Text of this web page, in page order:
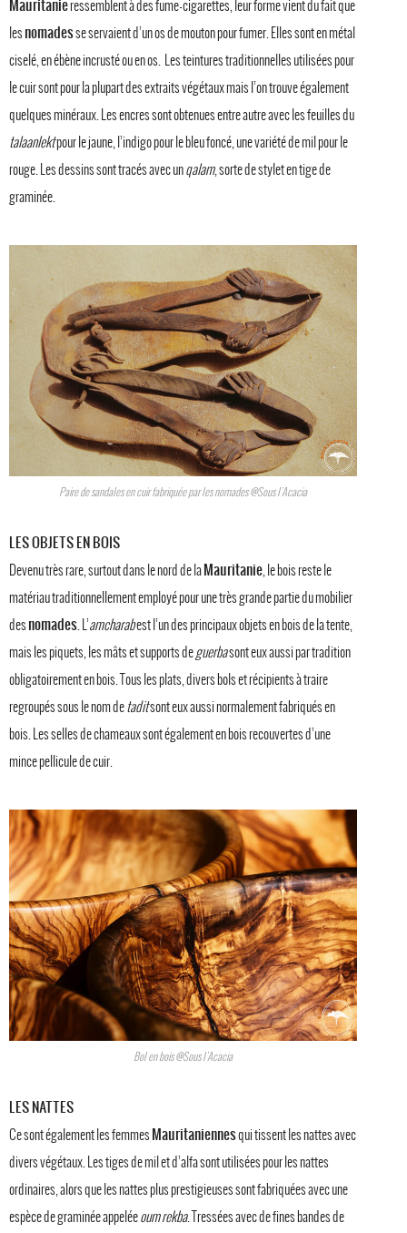
Mauritanieressemblent à des fume-cigarettes, leur forme vient du fait que
les nomadesse servaient d’un os de mouton pour fumer. Elles sont en métal
ciselé, en ébène incrusté ou en os. Les teintures traditionnelles utilisées pour
le cuir sont pour la plupart des extraits végétaux mais l’on trouve également
quelques minéraux. Les encres sont obtenues entre autre avec les feuilles du
talaanlektpour le jaune, l’indigo pour le bleu foncé, une variété de mil pour le
rouge. Les dessins sont tracés avec unqalam, sorte de stylet en tige de
graminée.
Paire de sandales en cuir fabriquée par les nomades @Sous l'Acacia
LES OBJETS EN BOIS
Devenu très rare, surtout dans le nord de laMauritanie, le bois reste le
matériau traditionnellement employé pour une très grande partie du mobilier
des nomades. L’amcharabest l’un des principaux objets en bois de la tente,
mais les piquets, les mâts et supports deguerbasont eux aussi par tradition
obligatoirement en bois. Tous les plats, divers bols et récipients à traire
regroupés sous le nom detaditsont eux aussi normalement fabriqués en
bois. Les selles de chameaux sont également en bois recouvertes d’une
mince pellicule de cuir.
Bol en bois @Sous l'Acacia
LES NATTES
Ce sont également les femmes Mauritaniennesqui tissent les nattes avec
divers végétaux. Les tiges de mil et d’alfa sont utilisées pour les nattes
ordinaires, alors que les nattes plus prestigieuses sont fabriquées avec une
espèce de graminée appeléeoum rekba. Tressées avec de fines bandes de